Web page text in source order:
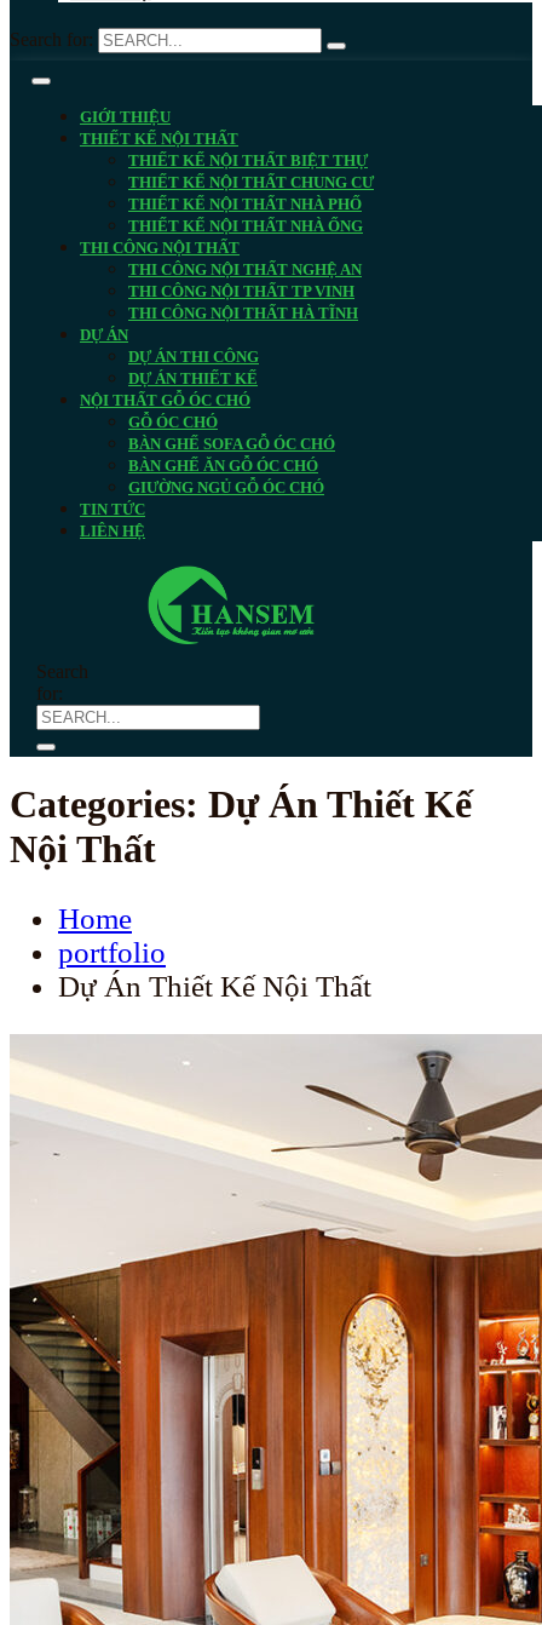
Search for:
GIỚI THIỆU
THIẾT KẾ NỘI THẤT
THIẾT KẾ NỘI THẤT BIỆT THỰ
THIẾT KẾ NỘI THẤT CHUNG CƯ
THIẾT KẾ NỘI THẤT NHÀ PHỐ
THIẾT KẾ NỘI THẤT NHÀ ỐNG
THI CÔNG NỘI THẤT
THI CÔNG NỘI THẤT NGHỆ AN
THI CÔNG NỘI THẤT TP VINH
THI CÔNG NỘI THẤT HÀ TĨNH
DỰ ÁN
DỰ ÁN THI CÔNG
DỰ ÁN THIẾT KẾ
NỘI THẤT GỖ ÓC CHÓ
GỖ ÓC CHÓ
BÀN GHẾ SOFA GỖ ÓC CHÓ
BÀN GHẾ ĂN GỖ ÓC CHÓ
GIƯỜNG NGỦ GỖ ÓC CHÓ
TIN TỨC
LIÊN HỆ
Search
for:
Categories: Dự Án Thiết Kế
Nội Thất
Home
portfolio
Dự Án Thiết Kế Nội Thất